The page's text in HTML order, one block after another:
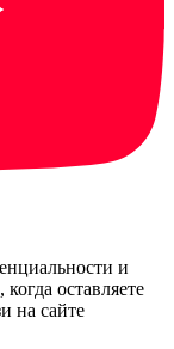
и
оставляете
на сайте